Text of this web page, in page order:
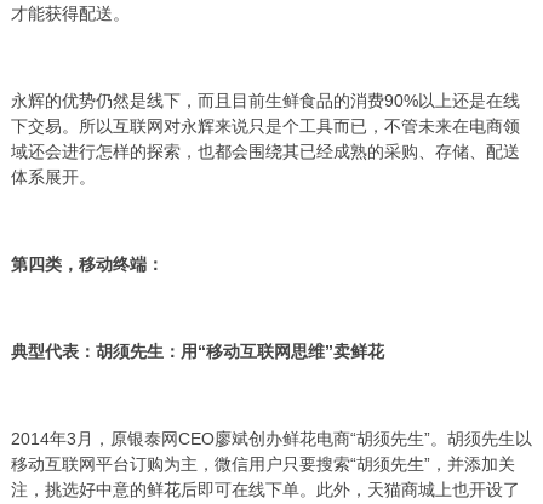
才能获得配送。
永辉的优势仍然是线下，而且目前生鲜食品的消费90%以上还是在线
下交易。所以互联网对永辉来说只是个工具而已，不管未来在电商领
域还会进行怎样的探索，也都会围绕其已经成熟的采购、存储、配送
体系展开。
第四类，移动终端：
典型代表：胡须先生：用“移动互联网思维”卖鲜花
2014年3月，原银泰网CEO廖斌创办鲜花电商“胡须先生”。胡须先生以
移动互联网平台订购为主，微信用户只要搜索“胡须先生”，并添加关
注，挑选好中意的鲜花后即可在线下单。此外，天猫商城上也开设了